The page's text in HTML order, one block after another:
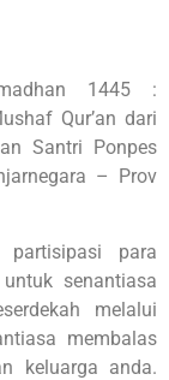
1445 :
Qur’an dari
Santri Ponpes
– Prov
para
senantiasa
melalui
membalas
keluarga anda.